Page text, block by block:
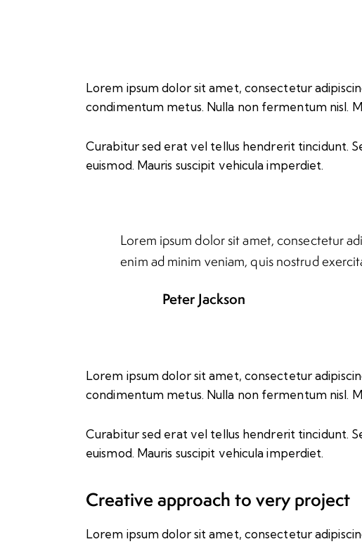
Lorem ipsum dolor sit amet, consectetur
condimentum metus. Nulla non fermentum nisl.
Curabitur sed erat vel tellus hendrerit tincidunt.
euismod. Mauris suscipit vehicula imperdiet.
Lorem ipsum dolor sit amet, consectetur
enim ad minim veniam, quis nostrud
Peter Jackson
Lorem ipsum dolor sit amet, consectetur
condimentum metus. Nulla non fermentum nisl.
Curabitur sed erat vel tellus hendrerit tincidunt.
euismod. Mauris suscipit vehicula imperdiet.
Creative approach to very project
Lorem ipsum dolor sit amet, consectetur